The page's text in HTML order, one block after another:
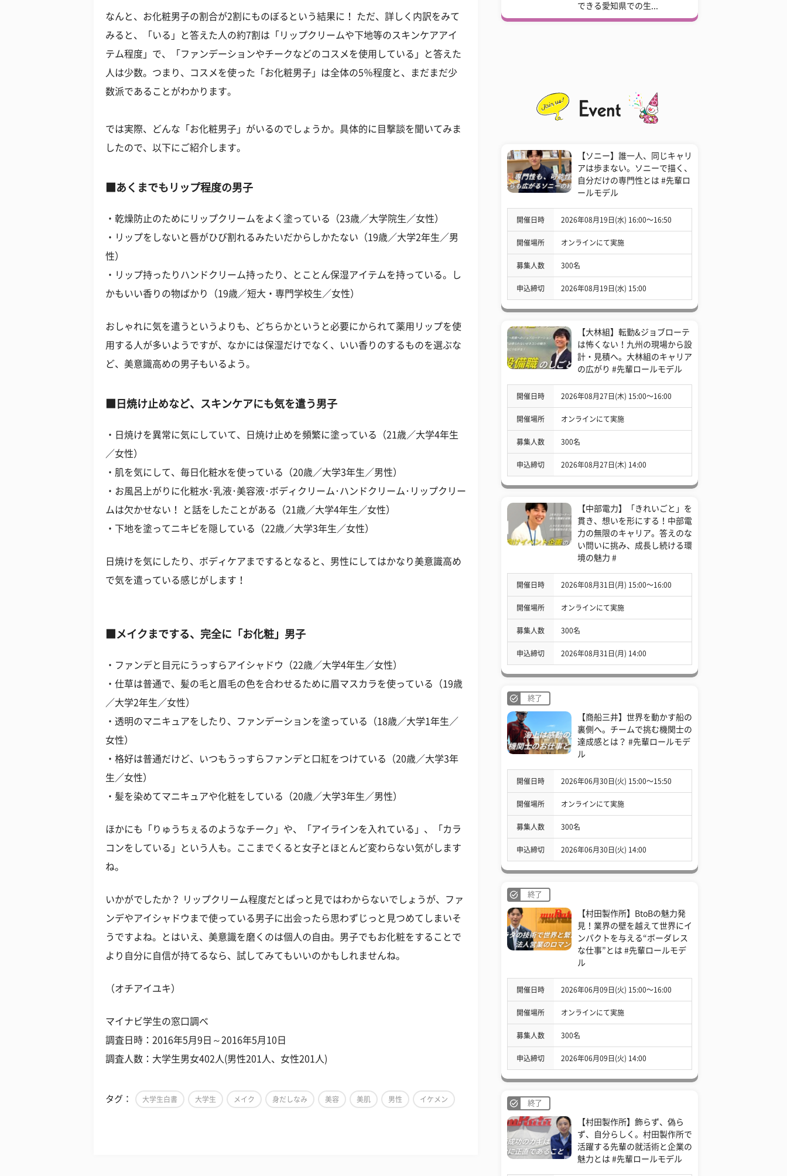
なんと、お化粧男子の割合が2割にものぼるという結果に！ ただ、詳しく内訳をみて
みると、「いる」と答えた人の約7割は「リップクリームや下地等のスキンケアアイ
テム程度」で、「ファンデーションやチークなどのコスメを使用している」と答えた
人は少数。つまり、コスメを使った「お化粧男子」は全体の5％程度と、まだまだ少
数派であることがわかります。
では実際、どんな「お化粧男子」がいるのでしょうか。具体的に目撃談を聞いてみま
したので、以下にご紹介します。
■あくまでもリップ程度の男子
・乾燥防止のためにリップクリームをよく塗っている（23歳／大学院生／女性）
・リップをしないと唇がひび割れるみたいだからしかたない（19歳／大学2年生／男
性）
・リップ持ったりハンドクリーム持ったり、とことん保湿アイテムを持っている。し
かもいい香りの物ばかり（19歳／短大・専門学校生／女性）
おしゃれに気を遣うというよりも、どちらかというと必要にかられて薬用リップを使
用する人が多いようですが、なかには保湿だけでなく、いい香りのするものを選ぶな
ど、美意識高めの男子もいるよう。
■日焼け止めなど、スキンケアにも気を遣う男子
・日焼けを異常に気にしていて、日焼け止めを頻繁に塗っている（21歳／大学4年生
／女性）
・肌を気にして、毎日化粧水を使っている（20歳／大学3年生／男性）
・お風呂上がりに化粧水･乳液･美容液･ボディクリーム･ハンドクリーム･リップクリー
ムは欠かせない！ と話をしたことがある（21歳／大学4年生／女性）
・下地を塗ってニキビを隠している（22歳／大学3年生／女性）
日焼けを気にしたり、ボディケアまでするとなると、男性にしてはかなり美意識高め
で気を遣っている感じがします！
■メイクまでする、完全に「お化粧」男子
・ファンデと目元にうっすらアイシャドウ（22歳／大学4年生／女性）
・仕草は普通で、髪の毛と眉毛の色を合わせるために眉マスカラを使っている（19歳
／大学2年生／女性）
・透明のマニキュアをしたり、ファンデーションを塗っている（18歳／大学1年生／
女性）
・格好は普通だけど、いつもうっすらファンデと口紅をつけている（20歳／大学3年
生／女性）
・髪を染めてマニキュアや化粧をしている（20歳／大学3年生／男性）
ほかにも「りゅうちぇるのようなチーク」や、「アイラインを入れている」、「カラ
コンをしている」という人も。ここまでくると女子とほとんど変わらない気がします
ね。
いかがでしたか？ リップクリーム程度だとぱっと見ではわからないでしょうが、ファ
ンデやアイシャドウまで使っている男子に出会ったら思わずじっと見つめてしまいそ
うですよね。とはいえ、美意識を磨くのは個人の自由。男子でもお化粧をすることで
より自分に自信が持てるなら、試してみてもいいのかもしれませんね。
（オチアイユキ）
マイナビ学生の窓口調べ
調査日時：2016年5月9日～2016年5月10日
調査人数：大学生男女402人(男性201人、女性201人)
タグ： 大学生白書 大学生 メイク 身だしなみ 美容 美肌 男性 イケメン
できる愛知県での生...
【ソニー】誰一人、同じキャリ
アは歩まない。ソニーで描く、
自分だけの専門性とは #先輩ロ
ールモデル
開催日時 2026年08月19日(水) 16:00〜16:50
開催場所 オンラインにて実施
募集人数 300名
申込締切 2026年08月19日(水) 15:00
【大林組】転勤&ジョブローテ
は怖くない！九州の現場から設
計・見積へ。大林組のキャリア
の広がり #先輩ロールモデル
開催日時 2026年08月27日(木) 15:00〜16:00
開催場所 オンラインにて実施
募集人数 300名
申込締切 2026年08月27日(木) 14:00
【中部電力】「きれいごと」を
貫き、想いを形にする！中部電
力の無限のキャリア。答えのな
い問いに挑み、成長し続ける環
境の魅力 #
開催日時 2026年08月31日(月) 15:00〜16:00
開催場所 オンラインにて実施
募集人数 300名
申込締切 2026年08月31日(月) 14:00
終了
【商船三井】世界を動かす船の
裏側へ。チームで挑む機関士の
達成感とは？ #先輩ロールモデ
ル
開催日時 2026年06月30日(火) 15:00〜15:50
開催場所 オンラインにて実施
募集人数 300名
申込締切 2026年06月30日(火) 14:00
終了
【村田製作所】BtoBの魅力発
見！業界の壁を越えて世界にイ
ンパクトを与える“ボーダレス
な仕事”とは #先輩ロールモデ
ル
開催日時 2026年06月09日(火) 15:00〜16:00
開催場所 オンラインにて実施
募集人数 300名
申込締切 2026年06月09日(火) 14:00
終了
【村田製作所】飾らず、偽ら
ず、自分らしく。村田製作所で
活躍する先輩の就活術と企業の
魅力とは #先輩ロールモデル